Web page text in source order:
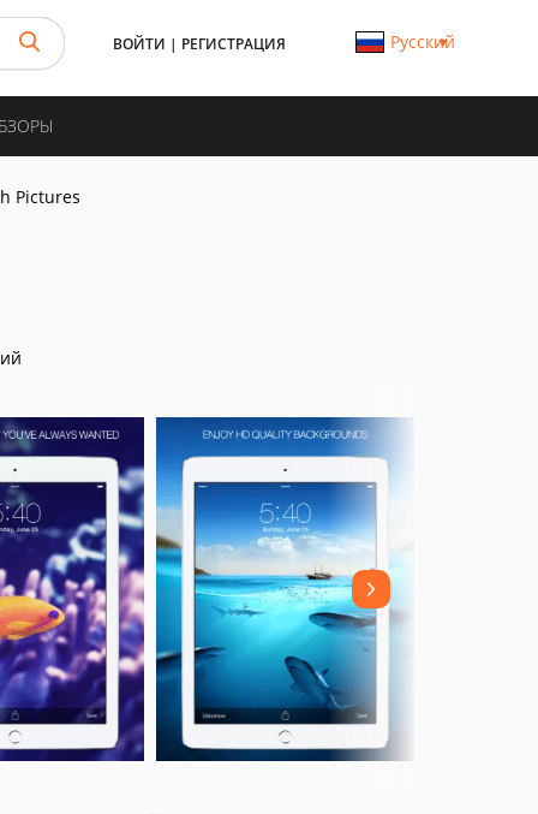
ВОЙТИ | РЕГИСТРАЦИЯ Русский
Pictures